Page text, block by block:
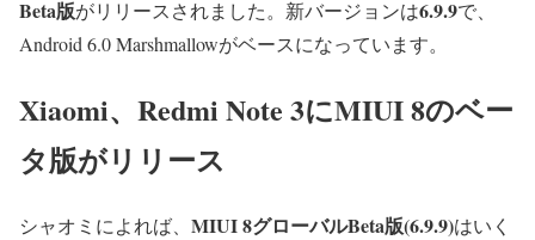
Beta版がリリースされました。新バージョンは6.9.9で、
Android 6.0 Marshmallowがベースになっています。
Xiaomi、Redmi Note 3にMIUI 8のベー
タ版がリリース
シャオミによれば、 MIUI 8グローバルBeta版(6.9.9)はいく